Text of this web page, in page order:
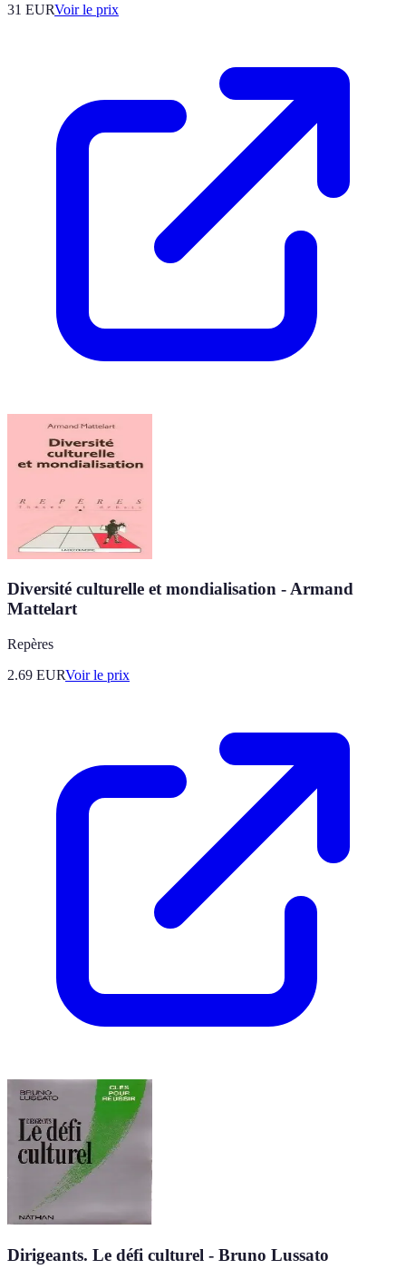
31 EURVoir le prix
Diversité culturelle et mondialisation - Armand
Mattelart
Repères
2.69 EURVoir le prix
Dirigeants. Le défi culturel - Bruno Lussato